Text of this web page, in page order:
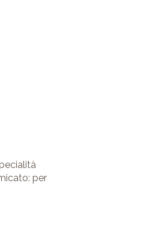
per